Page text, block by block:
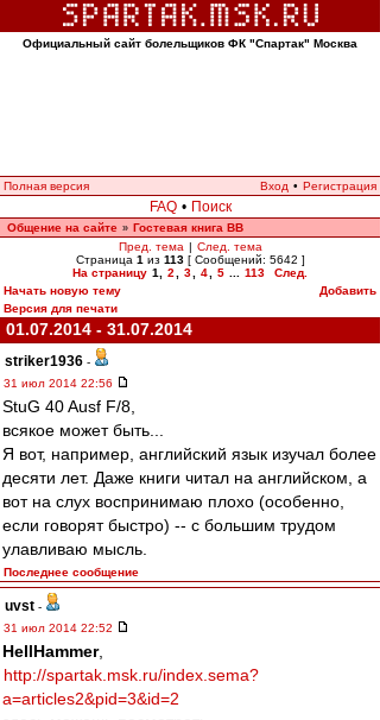
Официальный сайт болельщиков ФК "Спартак" Москва
Полная версия Вход • Регистрация
FAQ • Поиск
Общение на сайте » Гостевая книга ВВ
Пред. тема | След. тема
Страница 1 из 113[ Сообщений: 5642 ]
На страницу 1 2 3 4 5 113
След.
Начать новую тему
Добавить
Версия для печати
01.07.2014 - 31.07.2014
striker1936 -
31 июл 2014 22:56
StuG 40 Ausf F/8,
всякое может быть...
Я вот, например, английский язык изучал более
десяти лет. Даже книги читал на английском, а
вот на слух воспринимаю плохо (особенно,
если говорят быстро) -- с большим трудом
улавливаю мысль.
Последнее сообщение
uvst -
31 июл 2014 22:52
HellHammer,
http://spartak.msk.ru/index.sema?
a=articles2&pid=3&id=2